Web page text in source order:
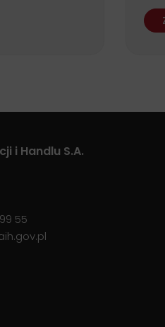
i Handlu S.A.
55